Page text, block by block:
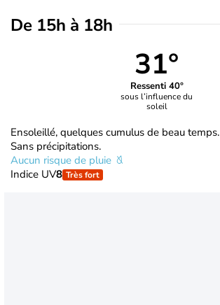
De 15h à 18h
31°
Ressenti 40°
sous l’influence du
soleil
Ensoleillé, quelques cumulus de beau temps.
Sans précipitations.
Aucun risque de pluie
Indice UV8 Très fort